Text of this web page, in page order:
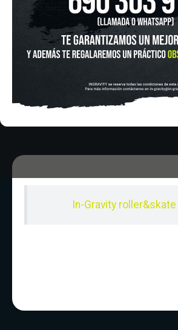
In-Gravity
Tel.:
915 524 553
in-gravity@in-gravity.com
HORARIO
Lunes a Viernes de 12:00 - 20:30